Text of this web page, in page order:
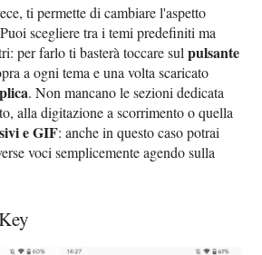
ti permette di cambiare l'aspetto
scegliere tra i temi predefiniti ma
per farlo ti basterà toccare sulpulsante
a ogni tema e una volta scaricato
. Non mancano le sezioni dedicata
alla digitazione a scorrimento o quella
e GIF: anche in questo caso potrai
voci semplicemente agendo sulla